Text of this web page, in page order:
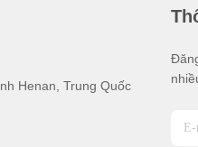
Henan, Trung Quốc